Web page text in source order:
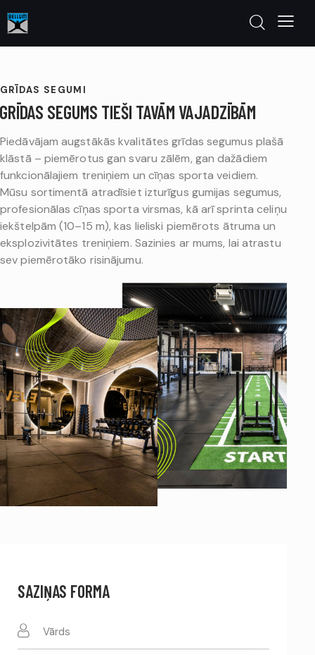
GRĪDAS SEGUMI
GRĪDAS SEGUMS TIEŠI TAVĀM VAJADZĪBĀM
Piedāvājam augstākās kvalitātes grīdas segumus plašā
klāstā – piemērotus gan svaru zālēm, gan dažādiem
funkcionālajiem treniņiem un cīņas sporta veidiem.
Mūsu sortimentā atradīsiet izturīgus gumijas segumus,
profesionālas cīņas sporta virsmas, kā arī sprinta celiņu
iekštelpām (10–15 m), kas lieliski piemērots ātruma un
eksplozivitātes treniņiem. Sazinies ar mums, lai atrastu
sev piemērotāko risinājumu.
SAZIŅAS FORMA